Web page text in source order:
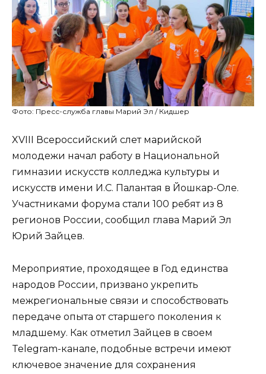
Фото: Пресс-служба главы Марий Эл / Кидшер
XVIII Всероссийский слет марийской
молодежи начал работу в Национальной
гимназии искусств колледжа культуры и
искусств имени И.С. Палантая в Йошкар-Оле.
Участниками форума стали 100 ребят из 8
регионов России, сообщил глава Марий Эл
Юрий Зайцев.
Мероприятие, проходящее в Год единства
народов России, призвано укрепить
межрегиональные связи и способствовать
передаче опыта от старшего поколения к
младшему. Как отметил Зайцев в своем
Telegram-канале, подобные встречи имеют
ключевое значение для сохранения